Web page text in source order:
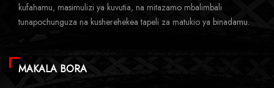
kufahamu, masimulizi ya kuvutia, na mitazamo mbalimbali
tunapochunguza na kusherehekea tapeli za matukio ya binadamu.
MAKALA BORA